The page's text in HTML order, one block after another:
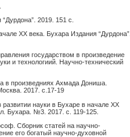
2019. 151 с.
XX века. Бухара Издания “Дурдона”.
государством в произведение
и технологиий. Научно-технический
в произведниях Ахмада Дониша.
2017. с.17-19
науки в Бухаре в начале ХХ
Бухара. №3. 2017. с. 119-125.
Сборник статей на научно-
его богатый научно-духовной